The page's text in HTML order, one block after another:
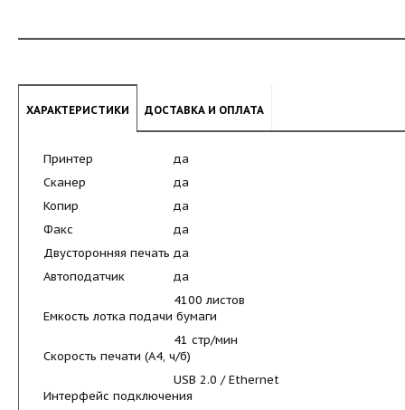
ХАРАКТЕРИСТИКИ ДОСТАВКА И ОПЛАТА
да
Принтер
да
Сканер
да
Копир
да
Факс
да
Двусторонняя печать
да
Автоподатчик
4100 листов
Емкость лотка подачи бумаги
41 стр/мин
Скорость печати (А4, ч/б)
USB 2.0 / Ethernet
Интерфейс подключения